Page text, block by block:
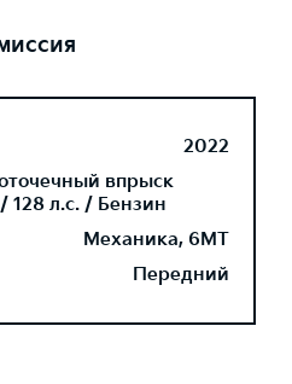
2022
впрыск
128 л.с. / Бензин
Механика, 6MT
Передний